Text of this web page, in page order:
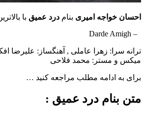
احسان خواجه امیری بنام درد عمیق با
– Darde Amigh
ترانه سرا: زهرا عاملی , آهنگساز: علیرضا
میکس و مستر: محمد فلاحی
برای به ادامه مطلب مراجعه کنید …
متن بنام درد عمیق :